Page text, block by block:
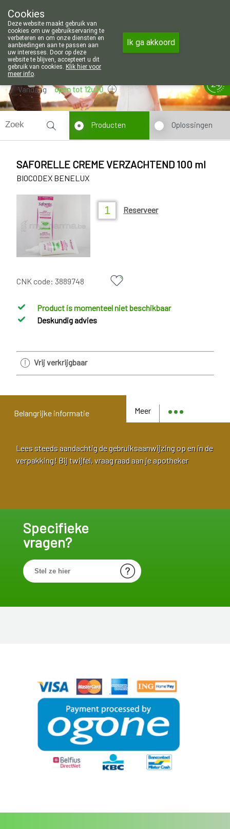
011/606002
Vandaag open tot 12u30
Producten Oplossingen
SAFORELLE CREME VERZACHTEND 100 ml
BIOCODEX BENELUX
Reserveer
CNK code: 3889748
Product is momenteel niet beschikbaar
Deskundig advies
Vrij verkrijgbaar
Meer
Belangrijke informatie
Lees steeds aandachtig de gebruiksaanwijzing op en in de
verpakking! Bij twijfel, vraag raad aan je apotheker
Specifieke
vragen?
Cookies
Deze website maakt gebruik van
cookies om uw gebruikservaring te
verbeteren en om onze diensten en
aanbiedingen aan te passen aan
uw interesses. Door op deze
website te blijven, accepteert u dit
gebruik van cookies. Klik hier voor
meer info.
Ik ga akkoord